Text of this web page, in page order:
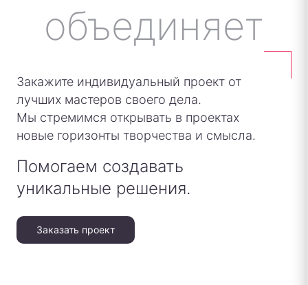
Закажите индивидуальный проект от
лучших мастеров своего дела.
Мы стремимся открывать в проектах
новые горизонты творчества и смысла.
Помогаем создавать
уникальные решения.
Заказать проект